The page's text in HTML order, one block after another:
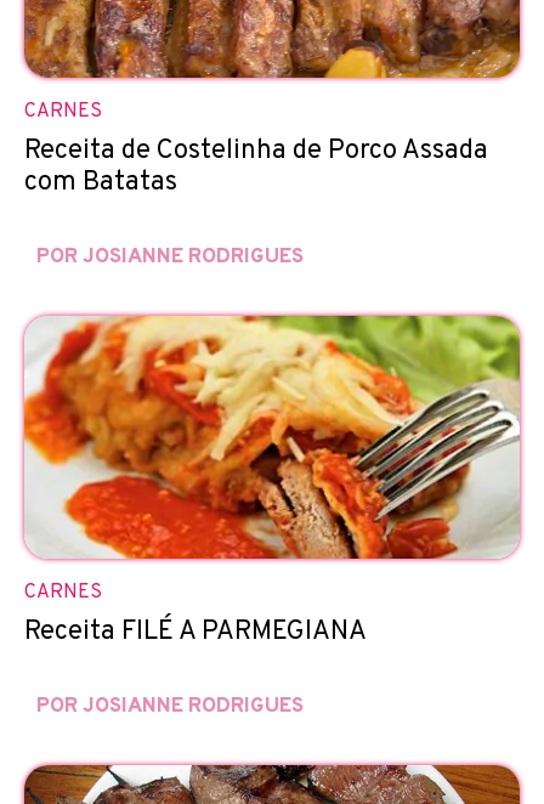
CARNES
Receita de Costelinha de Porco Assada
com Batatas
POR JOSIANNE RODRIGUES
CARNES
Receita FILÉ A PARMEGIANA
POR JOSIANNE RODRIGUES